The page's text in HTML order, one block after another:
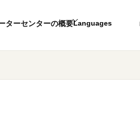
ターセンターの概要
ご利用案内